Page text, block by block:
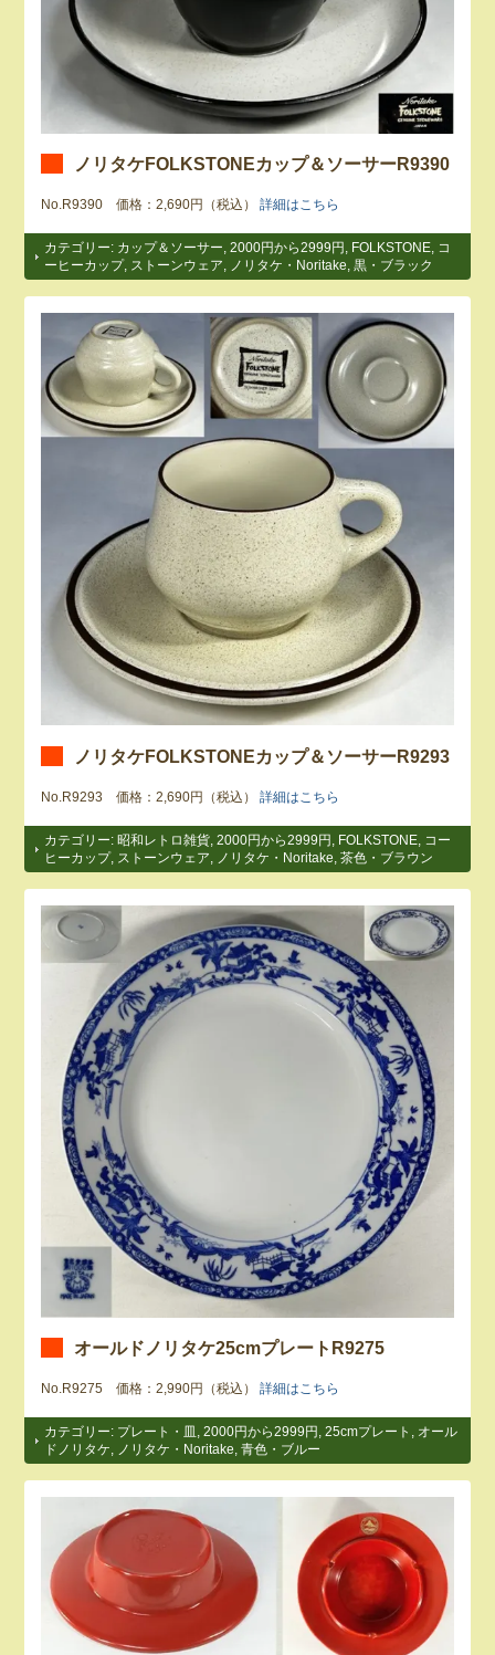
ノリタケFOLKSTONEカップ＆ソーサーR9390
No.R9390 価格：2,690円（税込）詳細はこちら
カテゴリー: カップ＆ソーサー ,2000円から2999円 FOLKSTONE
コ
ーヒーカップ
ストーンウェア ノリタケ・Noritake ,黒・ブラック
ノリタケFOLKSTONEカップ＆ソーサーR9293
No.R9293 価格：2,690円（税込）詳細はこちら
カテゴリー: 昭和レトロ雑貨 ,2000円から2999円 FOLKSTONE
コー
ヒーカップ, ストーンウェア ノリタケ・Noritake ,茶色・ブラウン
オールドノリタケ25cmプレートR9275
No.R9275 価格：2,990円（税込）詳細はこちら
カテゴリー: プレート・皿 ,2000円から2999円 ,25cmプレート
オール
ドノリタケ
ノリタケ・Noritake ,青色・ブルー